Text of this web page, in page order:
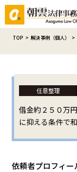
TOP > 解決事例（個人） >
任意整理
借金約２５０万
に抑える条件で
依頼者プロフィー